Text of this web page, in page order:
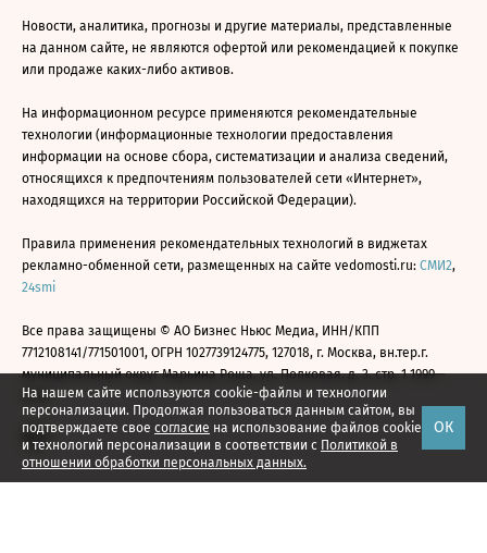
На нашем сайте используются cookie-файлы и технологии
персонализации. Продолжая пользоваться данным сайтом, вы
подтверждаете свое согласие на использование файлов cookie
и технологий персонализации в соответствии с Политикой в
отношении обработки персональных данных.
ОК
Новости, аналитика, прогнозы и другие материалы, представленные
на данном сайте, не являются офертой или рекомендацией к покупке
или продаже каких-либо активов.
На информационном ресурсе применяются рекомендательные
технологии (информационные технологии предоставления
информации на основе сбора, систематизации и анализа сведений,
относящихся к предпочтениям пользователей сети «Интернет»,
находящихся на территории Российской Федерации).
Правила применения рекомендательных технологий в виджетах
рекламно-обменной сети, размещенных на сайте vedomosti.ru: СМИ2,
24smi
Все права защищены © АО Бизнес Ньюс Медиа, ИНН/КПП
7712108141/771501001, ОГРН 1027739124775, 127018, г. Москва, вн.тер.г.
муниципальный округ Марьина Роща, ул. Полковая, д. 3, стр. 1 1999—
2026